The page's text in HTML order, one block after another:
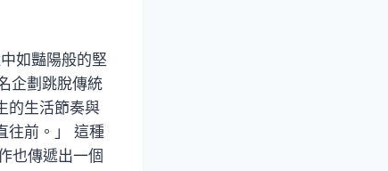
如豔陽般的堅
企劃跳脫傳統
的生活節奏與
往前。」 這種
也傳遞出一個